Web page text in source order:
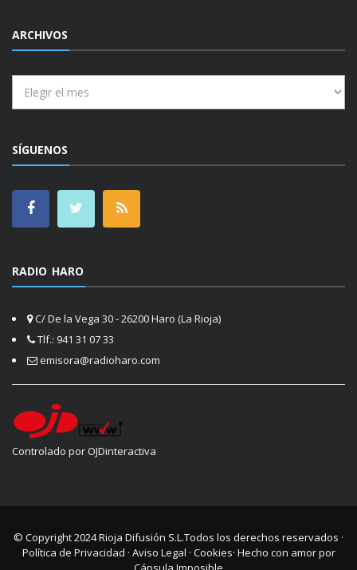
ARCHIVOS
SÍGUENOS
RADIO HARO
C/ De la Vega 30 - 26200 Haro (La Rioja)
Tlf.: 941 31 07 33
emisora@radioharo.com
Controlado por OJDinteractiva
© Copyright 2024Rioja Difusión S.L.Todos los derechos reservados ·
Política de Privacidad · Aviso Legal · Cookies· Hecho con amor por